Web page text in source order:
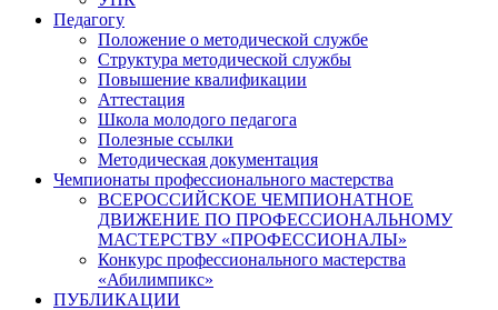
Педагогу
Положение о методической службе
Структура методической службы
Повышение квалификации
Аттестация
Школа молодого педагога
Полезные ссылки
Методическая документация
Чемпионаты профессионального мастерства
ВСЕРОССИЙСКОЕ ЧЕМПИОНАТНОЕ
ДВИЖЕНИЕ ПО ПРОФЕССИОНАЛЬНОМУ
МАСТЕРСТВУ «ПРОФЕССИОНАЛЫ»
Конкурс профессионального мастерства
«Абилимпикс»
ПУБЛИКАЦИИ